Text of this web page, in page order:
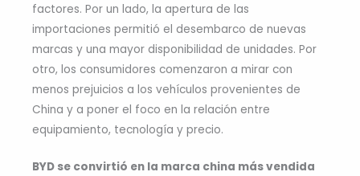
factores. Por un lado, la apertura de las
importaciones permitió el desembarco de nuevas
marcas y una mayor disponibilidad de unidades. Por
otro, los consumidores comenzaron a mirar con
menos prejuicios a los vehículos provenientes de
China y a poner el foco en la relación entre
equipamiento, tecnología y precio.
BYD se convirtió en la marca china más vendida